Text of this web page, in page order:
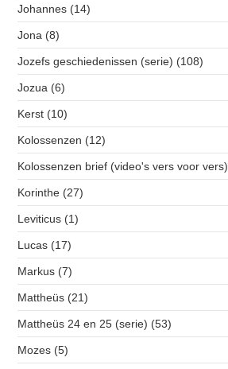
Johannes (14)
Jona (8)
Jozefs geschiedenissen (serie) (108)
Jozua (6)
Kerst (10)
Kolossenzen (12)
Kolossenzen brief (video's vers voor vers)
Korinthe (27)
Leviticus (1)
Lucas (17)
Markus (7)
Mattheüs (21)
Mattheüs 24 en 25 (serie) (53)
Mozes (5)